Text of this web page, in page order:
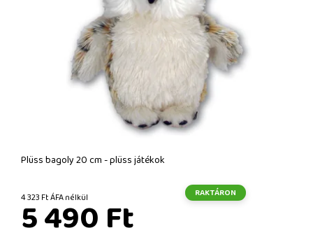
Plüss bagoly 20 cm - plüss játékok
4 323 Ft ÁFA nélkül RAKTÁRON
5 490 Ft